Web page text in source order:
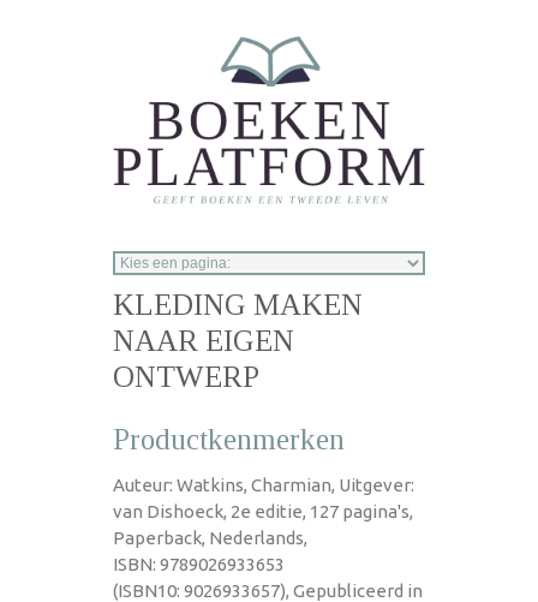
KLEDING MAKEN
NAAR EIGEN
ONTWERP
Productkenmerken
Auteur: Watkins, Charmian, Uitgever:
van Dishoeck, 2e editie, 127 pagina's,
Paperback, Nederlands,
ISBN: 9789026933653
(ISBN10: 9026933657), Gepubliceerd in